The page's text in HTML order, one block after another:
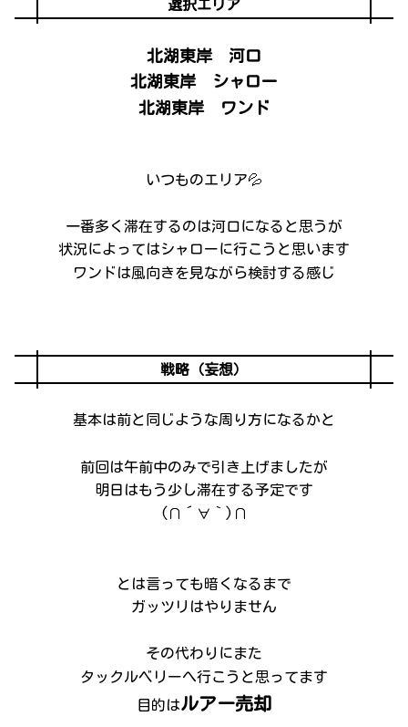
選択エリア
北湖東岸 河口
北湖東岸 シャロー
北湖東岸 ワンド
いつものエリア💦
一番多く滞在するのは河口になると思うが
状況によってはシャローに行こうと思います
ワンドは風向きを見ながら検討する感じ
戦略（妄想）
基本は前と同じような周り方になるかと
前回は午前中のみで引き上げましたが
明日はもう少し滞在する予定です
(∩´∀｀)∩
とは言っても暗くなるまで
ガッツリはやりません
その代わりにまた
タックルベリーへ行こうと思ってます
目的はルアー売却